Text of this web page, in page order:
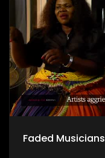
Faded Musicians